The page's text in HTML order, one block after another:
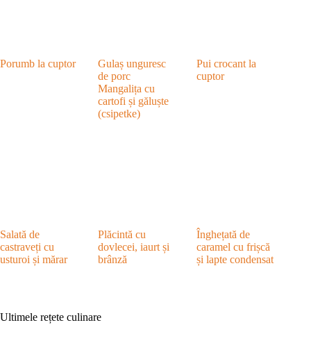
Porumb la cuptor
Gulaș unguresc
de porc
Mangalița cu
cartofi și găluște
(csipetke)
Pui crocant la
cuptor
Salată de
castraveți cu
usturoi și mărar
Plăcintă cu
dovlecei, iaurt și
brânză
Înghețată de
caramel cu frișcă
și lapte condensat
Ultimele rețete culinare